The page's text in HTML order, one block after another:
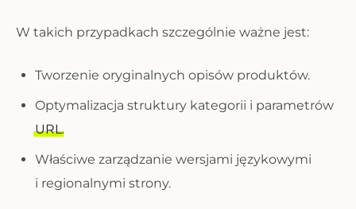
W takich przypadkach szczególnie ważne jest:
Tworzenie oryginalnych opisów produktów.
Optymalizacja struktury kategorii i parametrów
URL.
Właściwe zarządzanie wersjami językowymi
i regionalnymi strony.